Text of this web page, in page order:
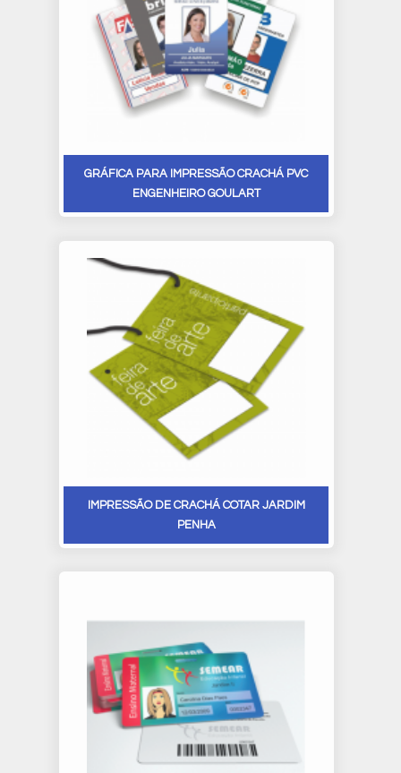
GRÁFICA PARA IMPRESSÃO CRACHÁ PVC
ENGENHEIRO GOULART
IMPRESSÃO DE CRACHÁ COTAR JARDIM
PENHA